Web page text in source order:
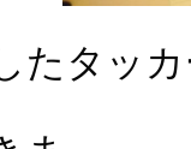
たタッカ